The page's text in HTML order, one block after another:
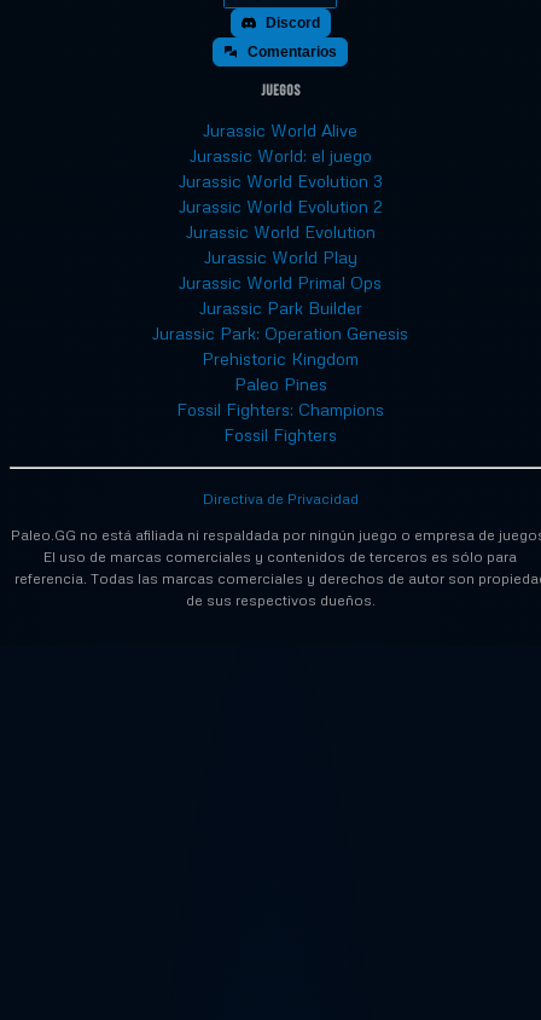
Discord
Comentarios
Juegos
Jurassic World Alive
Jurassic World: el juego
Jurassic World Evolution 3
Jurassic World Evolution 2
Jurassic World Evolution
Jurassic World Play
Jurassic World Primal Ops
Jurassic Park Builder
Jurassic Park: Operation Genesis
Prehistoric Kingdom
Paleo Pines
Fossil Fighters: Champions
Fossil Fighters
Paleo.GG no está afiliada ni respaldada por ningún juego o empresa de
El uso de marcas comerciales y contenidos de terceros es sólo para
referencia. Todas las marcas comerciales y derechos de autor son
de sus respectivos dueños.
Directiva de Privacidad